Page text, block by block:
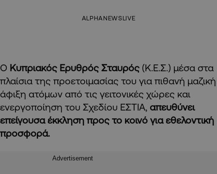
ALPHANEWSLIVE
Ο Κυπριακός Ερυθρός Σταυρός (Κ.Ε.Σ.) μέσα στα
πλαίσια της προετοιμασίας του για πιθανή μαζική
άφιξη ατόμων από τις γειτονικές χώρες και
ενεργοποίηση του Σχεδίου ΕΣΤΙΑ, απευθύνει
επείγουσα έκκληση προς το κοινό για εθελοντική
προσφορά.
Advertisement